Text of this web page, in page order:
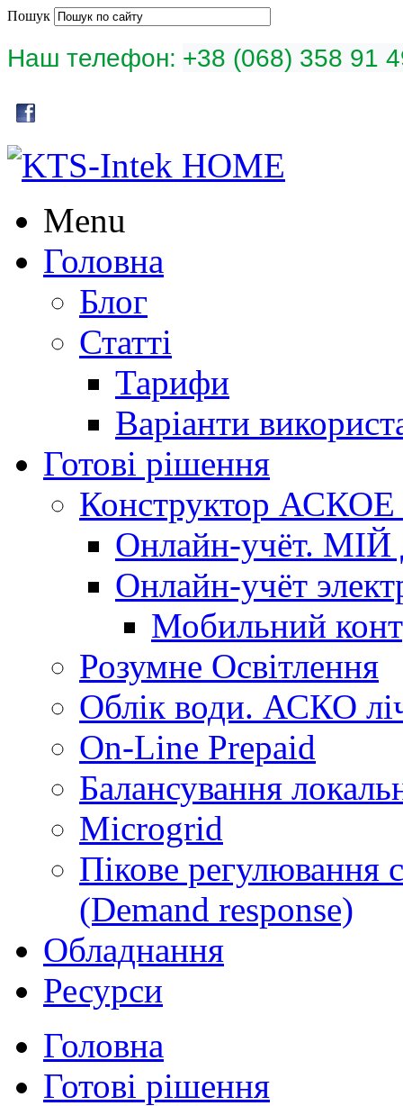
Пошук
Наш телефон: +38 (068) 358
Menu
Головна
Блог
Статті
Тарифи
Варіанти
Готові рішення
Конструктор АСКОЕ
Онлайн-учёт.
Онлайн-учёт
Мобильний
Розумне Освітлення
Облік води. АСКО
On-Line Prepaid
Балансування
Microgrid
Пікове регулювання
(Demand response)
Обладнання
Ресурси
Головна
Готові рішення